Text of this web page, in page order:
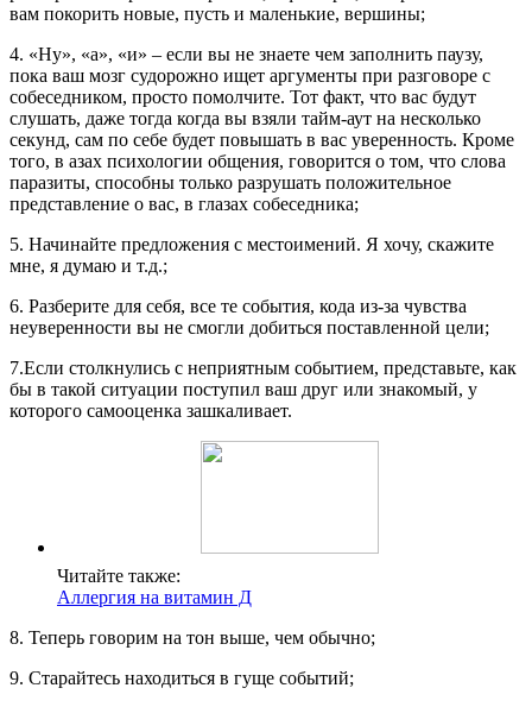
вам покорить новые, пусть и маленькие, вершины;
4. «Ну», «а», «и» – если вы не знаете чем заполнить паузу,
пока ваш мозг судорожно ищет аргументы при разговоре с
собеседником, просто помолчите. Тот факт, что вас будут
слушать, даже тогда когда вы взяли тайм-аут на несколько
секунд, сам по себе будет повышать в вас уверенность. Кроме
того, в азах психологии общения, говорится о том, что слова
паразиты, способны только разрушать положительное
представление о вас, в глазах собеседника;
5. Начинайте предложения с местоимений. Я хочу, скажите
мне, я думаю и т.д.;
6. Разберите для себя, все те события, кода из-за чувства
неуверенности вы не смогли добиться поставленной цели;
7.Если столкнулись с неприятным событием, представьте, как
бы в такой ситуации поступил ваш друг или знакомый, у
которого самооценка зашкаливает.
Читайте также:
Аллергия на витамин Д
8. Теперь говорим на тон выше, чем обычно;
9. Старайтесь находиться в гуще событий;